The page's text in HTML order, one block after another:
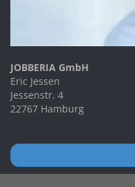
JOBBERIA GmbH
Eric Jessen
Jessenstr. 4
22767 Hamburg